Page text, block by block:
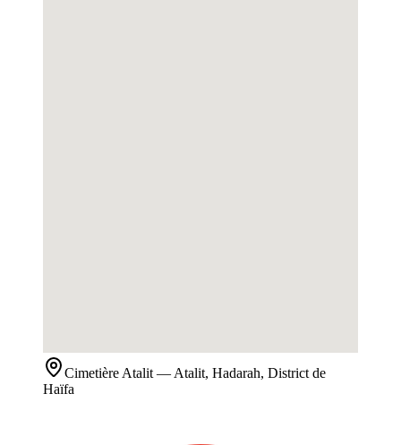
Cimetière Atalit — Atalit, Hadarah, District de
Haïfa